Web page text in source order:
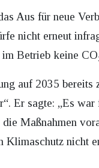
Aus für neue
nicht erneut
Betrieb keine
auf 2035
Er sagte: „Es
Maßnahmen
Klimaschutz nicht